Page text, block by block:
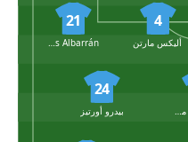
4
أليكس مارتن
21
Carlos Albarrán
ألبرتو ديل مورال
24
بيدرو أورتيز